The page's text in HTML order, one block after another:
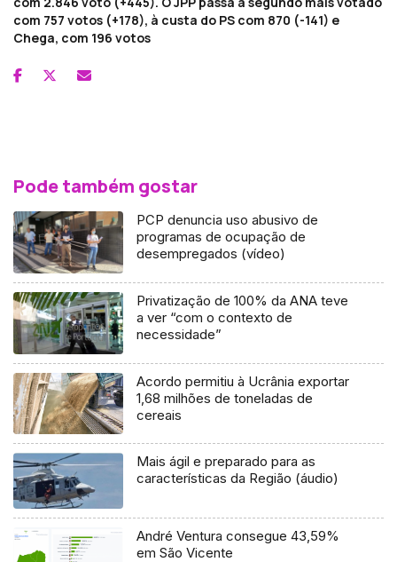
com 757 votos (+178), à custa do PS com 870 (-141) e
Chega, com 196 votos
Pode também gostar
PCP denuncia uso abusivo de
programas de ocupação de
desempregados (vídeo)
Privatização de 100% da ANA teve
a ver “com o contexto de
necessidade”
Acordo permitiu à Ucrânia exportar
1,68 milhões de toneladas de
cereais
Mais ágil e preparado para as
características da Região (áudio)
André Ventura consegue 43,59%
em São Vicente